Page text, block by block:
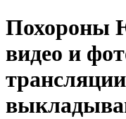
Похороны
видео и